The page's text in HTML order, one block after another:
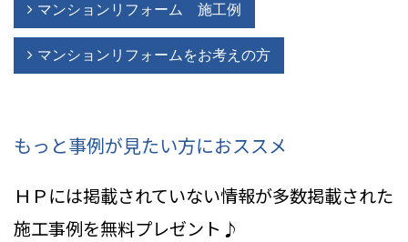
マンションリフォーム 施工例
マンションリフォームをお考えの方
もっと事例が見たい方におススメ
ＨＰには掲載されていない情報が多数掲載された
施工事例を無料プレゼント♪